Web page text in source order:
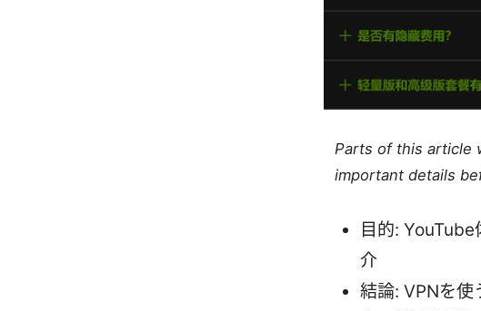
Parts of this article
important details
目的:
介
結論: VPNを使